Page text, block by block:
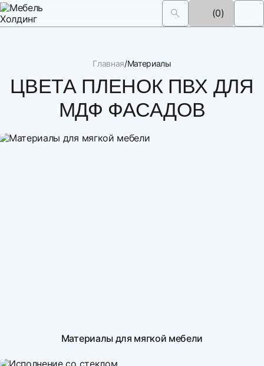
(0)
Главная Материалы
ЦВЕТА ПЛЕНОК ПВХ ДЛЯ
МДФ ФАСАДОВ
Материалы для мягкой мебели